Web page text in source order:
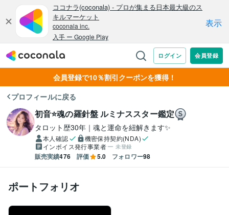
会員登録で10％割引クーポンを獲得！
プロフィールに戻る
初音⭐️魂の羅針盤 ルミナススター鑑定
タロット歴30年｜魂と運命を紐解きます✨
本人確認
機密保持契約(NDA)
インボイス発行事業者
未登録
販売実績476 評価 5.0 フォロワー98
ポートフォリオ